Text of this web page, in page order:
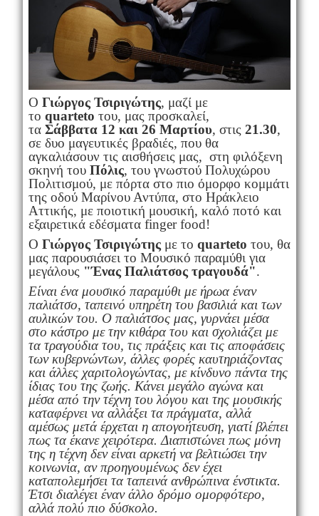
Ο Γιώργος Τσιριγώτης, μαζί με
το quarteto του, μας προσκαλεί,
τα Σάββατα 12 και 26 Μαρτίου, στις 21.30,
σε δυο μαγευτικές βραδιές, που θα
αγκαλιάσουν τις αισθήσεις μας, στη φιλόξενη
σκηνή του Πόλις, του γνωστού Πολυχώρου
Πολιτισμού, με πόρτα στο πιο όμορφο κομμάτι
της οδού Μαρίνου Αντύπα, στο Ηράκλειο
Αττικής, με ποιοτική μουσική, καλό ποτό και
εξαιρετικά εδέσματα finger food!
Ο Γιώργος Τσιριγώτηςμε το quarteto του, θα
μας παρουσιάσει το Μουσικό παραμύθι για
μεγάλους "Ένας Παλιάτσος τραγουδά".
Είναι ένα μουσικό παραμύθι με ήρωα έναν
παλιάτσο, ταπεινό υπηρέτη του βασιλιά και των
αυλικών του. Ο παλιάτσος μας, γυρνάει μέσα
στο κάστρο με την κιθάρα του και σχολιάζει με
τα τραγούδια του, τις πράξεις και τις αποφάσεις
των κυβερνώντων, άλλες φορές καυτηριάζοντας
και άλλες χαριτολογώντας, με κίνδυνο πάντα της
ίδιας του της ζωής. Κάνει μεγάλο αγώνα και
μέσα από την τέχνη του λόγου και της μουσικής
καταφέρνει να αλλάξει τα πράγματα, αλλά
αμέσως μετά έρχεται η απογοήτευση, γιατί βλέπει
πως τα έκανε χειρότερα. Διαπιστώνει πως μόνη
της η τέχνη δεν είναι αρκετή να βελτιώσει την
κοινωνία, αν προηγουμένως δεν έχει
καταπολεμήσει τα ταπεινά ανθρώπινα ένστικτα.
Έτσι διαλέγει έναν άλλο δρόμο ομορφότερο,
αλλά πολύ πιο δύσκολο.